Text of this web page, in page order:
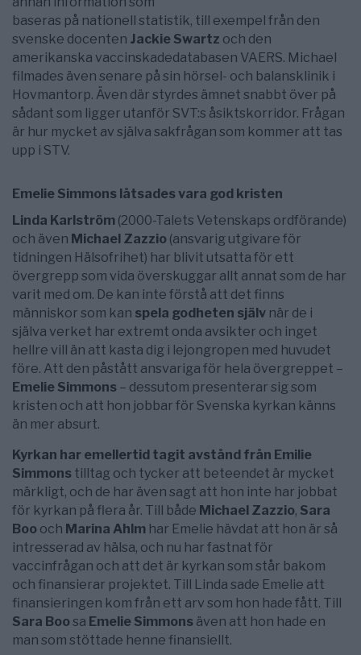
baseras på nationell statistik, till exempel från den
svenske docenten Jackie Swartz och den
amerikanska vaccinskadedatabasen VAERS. Michael
filmades även senare på sin hörsel- och balansklinik i
Hovmantorp. Även där styrdes ämnet snabbt över på
sådant som ligger utanför SVT:s åsiktskorridor. Frågan
är hur mycket av själva sakfrågan som kommer att tas
upp i STV.
Emelie Simmons låtsades vara god kristen
Linda Karlström (2000-Talets Vetenskaps ordförande)
och även Michael Zazzio (ansvarig utgivare för
tidningen Hälsofrihet) har blivit utsatta för ett
övergrepp som vida överskuggar allt annat som de har
varit med om. De kan inte förstå att det finns
människor som kan spela godheten själv när de i
själva verket har extremt onda avsikter och inget
hellre vill än att kasta dig i lejongropen med huvudet
före. Att den påstått ansvariga för hela övergreppet –
Emelie Simmons – dessutom presenterar sig som
kristen och att hon jobbar för Svenska kyrkan känns
än mer absurt.
Kyrkan har emellertid tagit avstånd från Emilie
Simmons tilltag och tycker att beteendet är mycket
märkligt, och de har även sagt att hon inte har jobbat
för kyrkan på flera år. Till både Michael Zazzio, Sara
Boo och Marina Ahlm har Emelie hävdat att hon är så
intresserad av hälsa, och nu har fastnat för
vaccinfrågan och att det är kyrkan som står bakom
och finansierar projektet. Till Linda sade Emelie att
finansieringen kom från ett arv som hon hade fått. Till
Sara Boosa Emelie Simmons även att hon hade en
man som stöttade henne finansiellt.